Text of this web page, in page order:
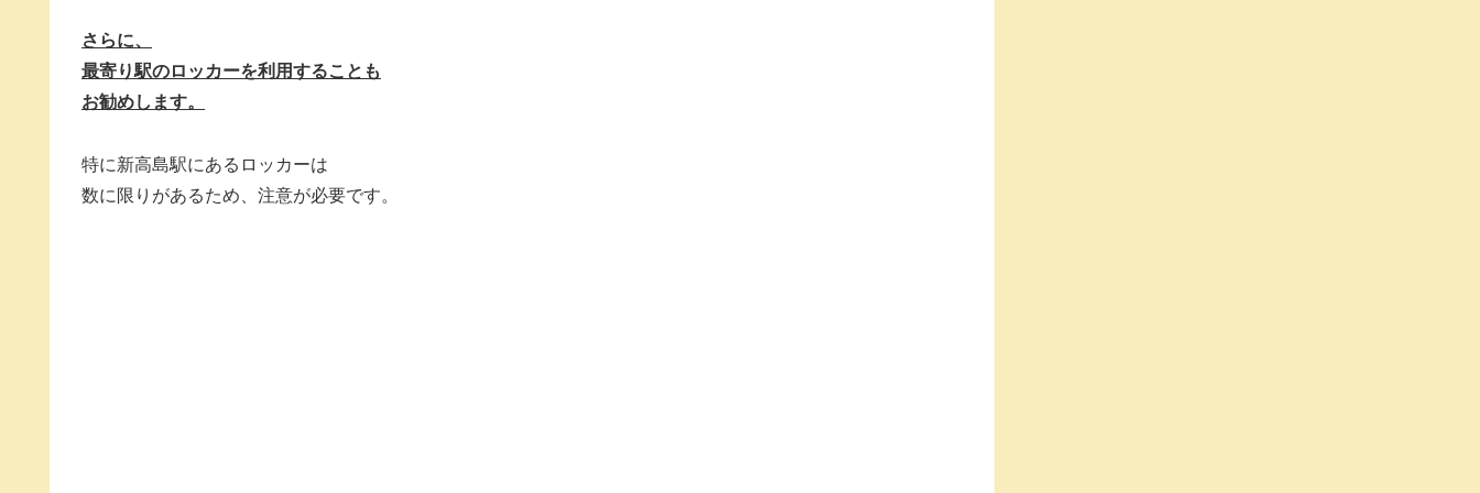
さらに、
最寄り駅のロッカーを利用することも
お勧めします。
特に新高島駅にあるロッカーは
数に限りがあるため、注意が必要です。